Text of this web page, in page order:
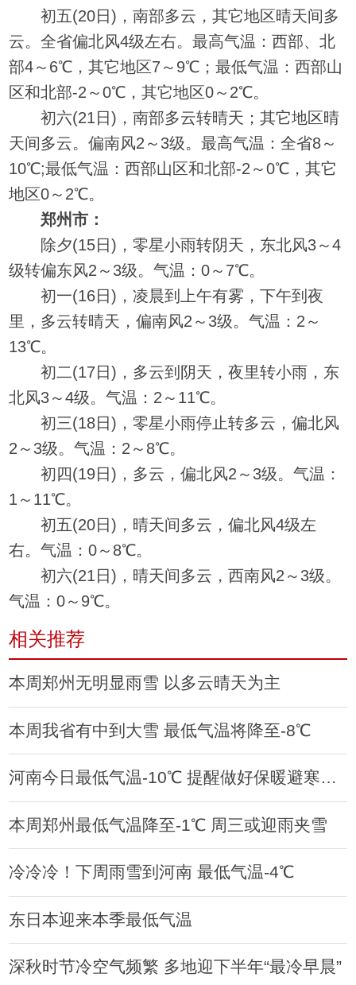
初五(20日)，南部多云，其它地区晴天间多
云。全省偏北风4级左右。最高气温：西部、北
部4～6℃，其它地区7～9℃；最低气温：西部山
区和北部-2～0℃，其它地区0～2℃。
初六(21日)，南部多云转晴天；其它地区晴
天间多云。偏南风2～3级。最高气温：全省8～
10℃;最低气温：西部山区和北部-2～0℃，其它
地区0～2℃。
郑州市：
除夕(15日)，零星小雨转阴天，东北风3～4
级转偏东风2～3级。气温：0～7℃。
初一(16日)，凌晨到上午有雾，下午到夜
里，多云转晴天，偏南风2～3级。气温：2～
13℃。
初二(17日)，多云到阴天，夜里转小雨，东
北风3～4级。气温：2～11℃。
初三(18日)，零星小雨停止转多云，偏北风
2～3级。气温：2～8℃。
初四(19日)，多云，偏北风2～3级。气温：
1～11℃。
初五(20日)，晴天间多云，偏北风4级左
右。气温：0～8℃。
初六(21日)，晴天间多云，西南风2～3级。
气温：0～9℃。
相关推荐
本周郑州无明显雨雪 以多云晴天为主
本周我省有中到大雪 最低气温将降至-8℃
河南今日最低气温-10℃ 提醒做好保暖避寒工作
本周郑州最低气温降至-1℃ 周三或迎雨夹雪
冷冷冷！下周雨雪到河南 最低气温-4℃
东日本迎来本季最低气温
深秋时节冷空气频繁 多地迎下半年“最冷早晨”